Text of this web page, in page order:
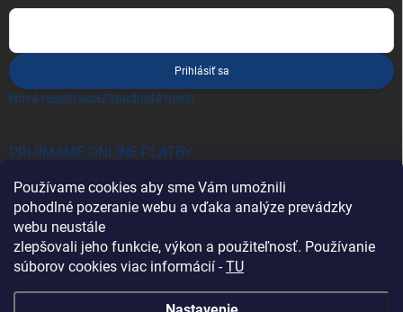
Používame cookies aby sme Vám umožnili
pohodlné pozeranie webu a vďaka analýze prevádzky
webu neustále
zlepšovali jeho funkcie, výkon a použiteľnosť. Používanie
súborov cookies viac informácií -TU
Prihlásiť sa
Nová registráciaZabudnuté heslo
PRIJÍMAME ONLINE PLATBY
Heureka.sk